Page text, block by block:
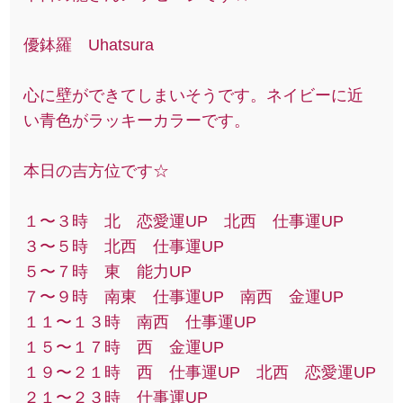
優鉢羅 Uhatsura
心に壁ができてしまいそうです。ネイビーに近
い青色がラッキーカラーです。
本日の吉方位です☆
１〜３時 北 恋愛運UP 北西 仕事運UP
３〜５時 北西 仕事運UP
５〜７時 東 能力UP
７〜９時 南東 仕事運UP 南西 金運UP
１１〜１３時 南西 仕事運UP
１５〜１７時 西 金運UP
１９〜２１時 西 仕事運UP 北西 恋愛運UP
２１〜２３時 仕事運UP